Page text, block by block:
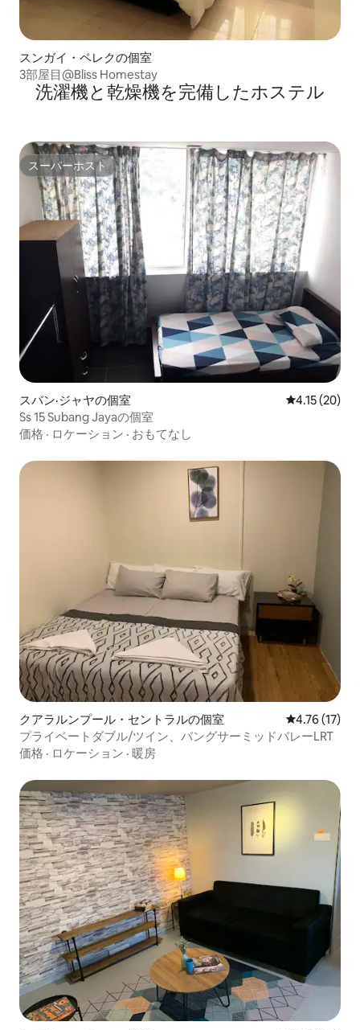
スンガイ・ペレクの個室
3部屋目@Bliss Homestay
洗濯機と乾燥機を完備したホステル
スーパーホスト
スーパーホスト
スバン·ジャヤの個室 レビュー20
4.15 (20)
Ss 15 Subang Jayaの個室
価格 · ロケーション · おもてなし
クアラルンプール・セントラルの個室 レビュー17
4.76 (17)
プライベートダブル/ツイン、バングサーミッドバレーLRT
価格 · ロケーション · 暖房